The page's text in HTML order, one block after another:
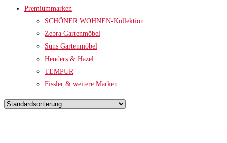
Premiummarken
SCHÖNER WOHNEN-Kollektion
Zebra Gartenmöbel
Suns Gartenmöbel
Henders & Hazel
TEMPUR
Fissler & weitere Marken